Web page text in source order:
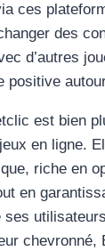
ces
des
d’autres
positive
est bien
en ligne.
riche en
en
ses
chevronné,